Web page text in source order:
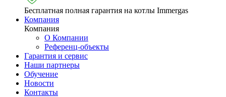
Бесплатная полная гарантия на котлы Immergas
Компания
Компания
О Компании
Референц-объекты
Гарантия и сервис
Наши партнеры
Обучение
Новости
Контакты